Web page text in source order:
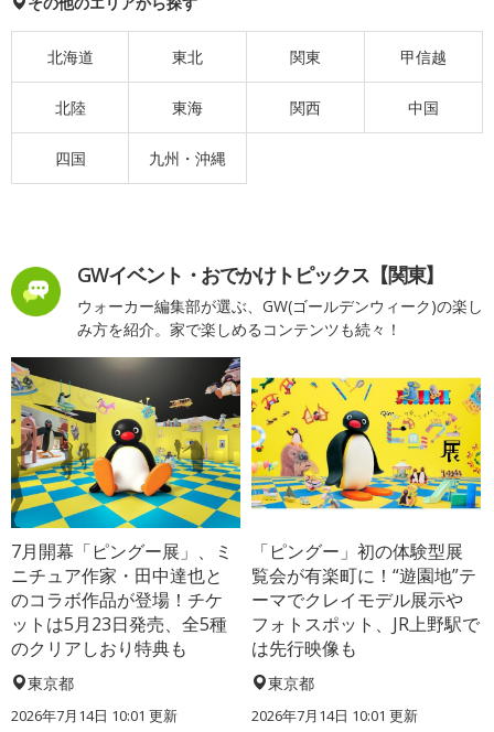
北海道 東北 関東 甲信越
北陸 東海 関西 中国
四国 九州・沖縄
GWイベント・おでかけトピックス【関東】
ウォーカー編集部が選ぶ、GW(ゴールデンウィーク)の楽し
み方を紹介。家で楽しめるコンテンツも続々！
7月開幕「ピングー展」、ミ
ニチュア作家・田中達也と
のコラボ作品が登場！チケ
ットは5月23日発売、全5種
のクリアしおり特典も
東京都
2026年7月14日 10:01 更新
「ピングー」初の体験型展
覧会が有楽町に！“遊園地”テ
ーマでクレイモデル展示や
フォトスポット、JR上野駅で
は先行映像も
東京都
2026年7月14日 10:01 更新